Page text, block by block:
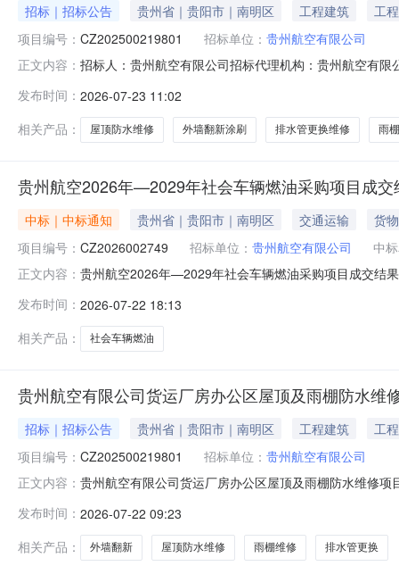
招标｜招标公告 贵州省｜贵阳市｜南明区 工程建筑
工程
项目编号： CZ202500219801 招标单位： 贵州航空有限公司
正文内容： 招标人：贵州航空有限公司招标代理机构：贵州航空有
目类别：【服务类】。1.4资金来源：企业自筹资金；
（单位：人民币
发布时间： 2026-07-23 11:02
相关产品：
屋顶防水维修 外墙翻新涂刷 排水管更换维修 雨
贵州航空2026年—2029年社会车辆燃油采购项目成交
中标｜中标通知 贵州省｜贵阳市｜南明区 交通运输
货物
项目编号： CZ2026002749 招标单位： 贵州航空有限公司
中
正文内容： 贵州航空2026年—2029年社会车辆燃油采购项目成交结
机场加油站贵州航空2026年—2029年社会车辆燃油采购
发布时间： 2026-07-22 18:13
相关产品：
社会车辆燃油
贵州航空有限公司货运厂房办公区屋顶及雨棚防水维
招标｜招标公告 贵州省｜贵阳市｜南明区 工程建筑
工程
项目编号： CZ202500219801 招标单位： 贵州航空有限公司
正文内容： 贵州航空有限公司货运厂房办公区屋顶及雨棚防水维修
容、数量、限价或预算：序号采购内容采购数量规格、
需对屋面防
发布时间： 2026-07-22 09:23
相关产品：
外墙翻新 屋顶防水维修 雨棚维修 排水管更换